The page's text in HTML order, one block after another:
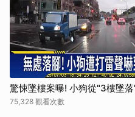
驚悚墜樓案曝! 小狗從"3樓墜
75,328 觀看次數